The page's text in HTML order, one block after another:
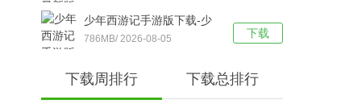
下载
下载
少年西游记手游版下载-少
年西游记 v9.5.03安卓版下
786MB/ 2026-08-05
下载周排行 下载总排行